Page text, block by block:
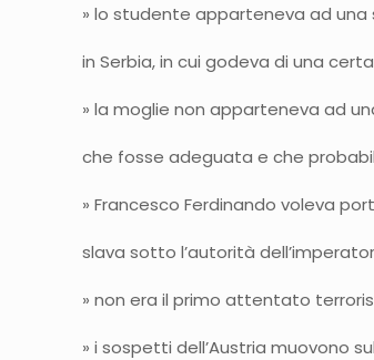
» lo studente apparteneva ad
in Serbia, in cui godeva di una
» la moglie non apparteneva ad
che fosse adeguata e che
» Francesco Ferdinando voleva
slava sotto l’autorità
» non era il primo attentato
» i sospetti dell’Austria muovono